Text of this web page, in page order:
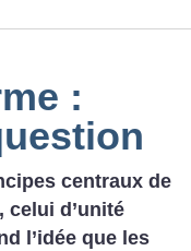
:
centraux de
, celui d’unité
l’idée que les